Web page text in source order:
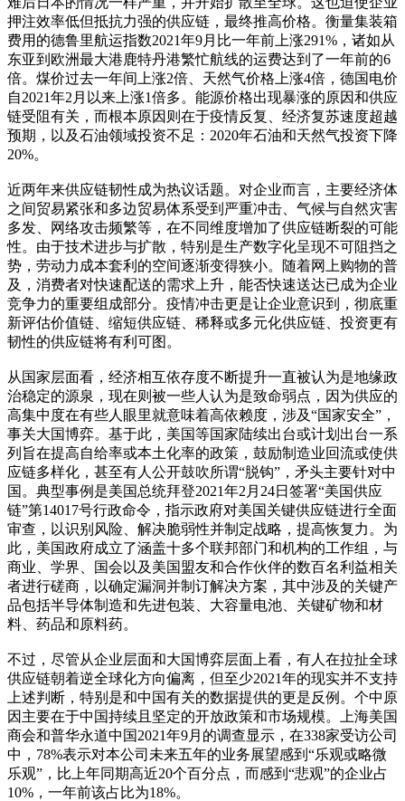
押注效率低但抵抗力强的供应链，最终推高价格。衡量集装箱
费用的德鲁里航运指数2021年9月比一年前上涨291%，诸如从
东亚到欧洲最大港鹿特丹港繁忙航线的运费达到了一年前的6
倍。煤价过去一年间上涨2倍、天然气价格上涨4倍，德国电价
自2021年2月以来上涨1倍多。能源价格出现暴涨的原因和供应
链受阻有关，而根本原因则在于疫情反复、经济复苏速度超越
预期，以及石油领域投资不足：2020年石油和天然气投资下降
20%。
近两年来供应链韧性成为热议话题。对企业而言，主要经济体
之间贸易紧张和多边贸易体系受到严重冲击、气候与自然灾害
多发、网络攻击频繁等，在不同维度增加了供应链断裂的可能
性。由于技术进步与扩散，特别是生产数字化呈现不可阻挡之
势，劳动力成本套利的空间逐渐变得狭小。随着网上购物的普
及，消费者对快速配送的需求上升，能否快速送达已成为企业
竞争力的重要组成部分。疫情冲击更是让企业意识到，彻底重
新评估价值链、缩短供应链、稀释或多元化供应链、投资更有
韧性的供应链将有利可图。
从国家层面看，经济相互依存度不断提升一直被认为是地缘政
治稳定的源泉，现在则被一些人认为是致命弱点，因为供应的
高集中度在有些人眼里就意味着高依赖度，涉及“国家安全”，
事关大国博弈。基于此，美国等国家陆续出台或计划出台一系
列旨在提高自给率或本土化率的政策，鼓励制造业回流或使供
应链多样化，甚至有人公开鼓吹所谓“脱钩”，矛头主要针对中
国。典型事例是美国总统拜登2021年2月24日签署“美国供应
链”第14017号行政命令，指示政府对美国关键供应链进行全面
审查，以识别风险、解决脆弱性并制定战略，提高恢复力。为
此，美国政府成立了涵盖十多个联邦部门和机构的工作组，与
商业、学界、国会以及美国盟友和合作伙伴的数百名利益相关
者进行磋商，以确定漏洞并制订解决方案，其中涉及的关键产
品包括半导体制造和先进包装、大容量电池、关键矿物和材
料、药品和原料药。
不过，尽管从企业层面和大国博弈层面上看，有人在拉扯全球
供应链朝着逆全球化方向偏离，但至少2021年的现实并不支持
上述判断，特别是和中国有关的数据提供的更是反例。个中原
因主要在于中国持续且坚定的开放政策和市场规模。上海美国
商会和普华永道中国2021年9月的调查显示，在338家受访公司
中，78%表示对本公司未来五年的业务展望感到“乐观或略微
乐观”，比上年同期高近20个百分点，而感到“悲观”的企业占
10%，一年前该占比为18%。